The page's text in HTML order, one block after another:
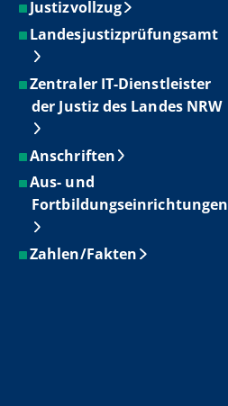
Justizvollzug
Landesjustizprüfungsamt
Zentraler IT-Dienstleister
der Justiz des Landes NRW
Anschriften
Aus- und
Fortbildungseinrichtungen
Zahlen/Fakten